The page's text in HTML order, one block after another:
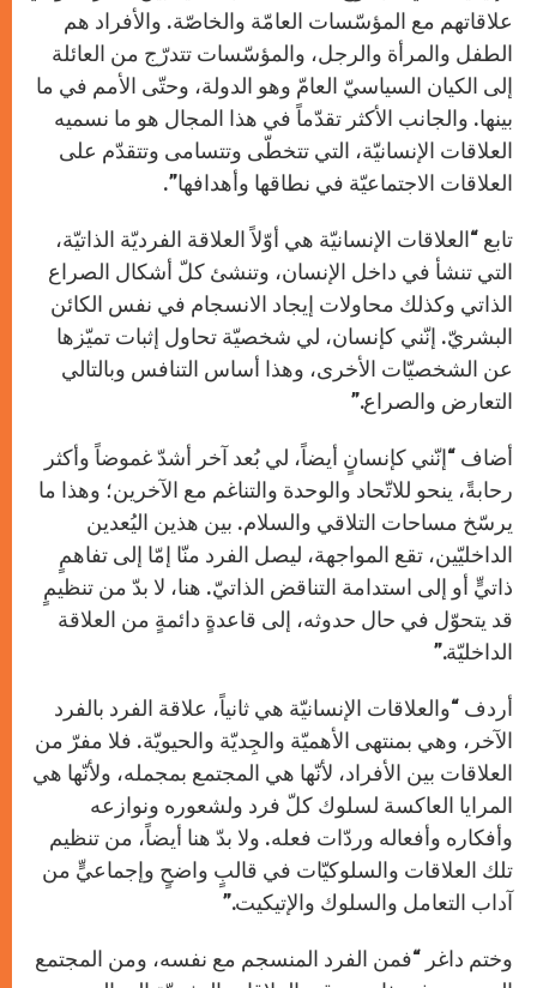
علاقاتهم مع المؤسّسات العامّة والخاصّة. والأفراد هم
الطفل والمرأة والرجل، والمؤسّسات تتدرّج من العائلة
إلى الكيان السياسيّ العامّ وهو الدولة، وحتّى الأمم في ما
بينها. والجانب الأكثر تقدّماً في هذا المجال هو ما نسميه
العلاقات الإنسانيّة، التي تتخطّى وتتسامى وتتقدّم على
العلاقات الاجتماعيّة في نطاقها وأهدافها”.
تابع “العلاقات الإنسانيّة هي أوّلاً العلاقة الفرديّة الذاتيّة،
التي تنشأ في داخل الإنسان، وتنشئ كلّ أشكال الصراع
الذاتي وكذلك محاولات إيجاد الانسجام في نفس الكائن
البشريّ. إنّني كإنسان، لي شخصيّة تحاول إثبات تميّزها
عن الشخصيّات الأخرى، وهذا أساس التنافس وبالتالي
التعارض والصراع.”
أضاف “إنّني كإنسانٍ أيضاً، لي بُعد آخر أشدّ غموضاً وأكثر
رحابةً، ينحو للاتّحاد والوحدة والتناغم مع الآخرين؛ وهذا ما
يرسّخ مساحات التلاقي والسلام. بين هذين اليُعدين
الداخليّين، تقع المواجهة، ليصل الفرد منّا إمّا إلى تفاهمٍ
ذاتيٍّ أو إلى استدامة التناقض الذاتيّ. هنا، لا بدّ من تنظيمٍ
قد يتحوّل في حال حدوثه، إلى قاعدةٍ دائمةٍ من العلاقة
الداخليّة.”
أردف “والعلاقات الإنسانيّة هي ثانياً، علاقة الفرد بالفرد
الآخر، وهي بمنتهى الأهميّة والجِديّة والحيويّة. فلا مفرّ من
العلاقات بين الأفراد، لأنّها هي المجتمع بمجمله، ولأنّها هي
المرايا العاكسة لسلوك كلّ فرد ولشعوره ونوازعه
وأفكاره وأفعاله وردّات فعله. ولا بدّ هنا أيضاً، من تنظيم
تلك العلاقات والسلوكيّات في قالبٍ واضحٍ وإجماعيٍّ من
آداب التعامل والسلوك والإتيكيت.”
وختم داغر “فمن الفرد المنسجم مع نفسه، ومن المجتمع